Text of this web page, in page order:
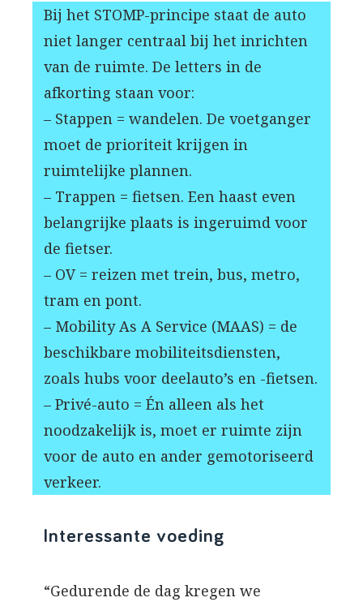
Bij het STOMP-principe staat de auto
niet langer centraal bij het inrichten
van de ruimte. De letters in de
afkorting staan voor:
– Stappen = wandelen. De voetganger
moet de prioriteit krijgen in
ruimtelijke plannen.
– Trappen = fietsen. Een haast even
belangrijke plaats is ingeruimd voor
de fietser.
– OV = reizen met trein, bus, metro,
tram en pont.
– Mobility As A Service (MAAS) = de
beschikbare mobiliteitsdiensten,
zoals hubs voor deelauto’s en -fietsen.
– Privé-auto = Én alleen als het
noodzakelijk is, moet er ruimte zijn
voor de auto en ander gemotoriseerd
verkeer.
Interessante voeding
“Gedurende de dag kregen we